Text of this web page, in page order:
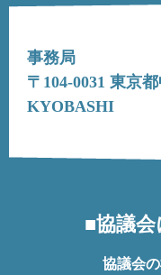
事務局
〒104-0031 東京
KYOBASHI
協議
協議会